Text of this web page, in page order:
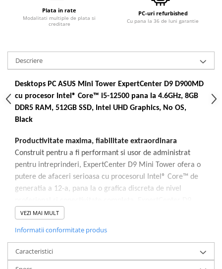
Plata in rate
Modalitati multiple de plata si
creditare
PC-uri refurbished
Cu pana la 36 de luni garantie
Descriere
Desktops PC ASUS Mini Tower ExpertCenter D9 D900MD
cu procesor Intel® Core™ i5-12500 pana la 4.6GHz, 8GB
DDR5 RAM, 512GB SSD, Intel UHD Graphics, No OS,
Black
Productivitate maxima, fiabilitate extraordinara
Construit pentru a fi performant si usor de administrat
pentru intreprinderi, ExpertCenter D9 Mini Tower ofera o
putere de afaceri serioasa cu procesorul Intel® Core™ de
generatia a 12-a, pana la o grafica discreta de nivel
Mini Tower este, de asemenea, simplu de configurat si de
pregatit sa serveasca afacerea dvs. astazi si mult timp in
viitor.
VEZI MAI MULT
Informatii conformitate produs
Caracteristici